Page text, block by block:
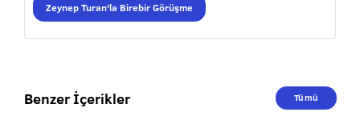
Zeynep Turan'la Birebir Görüşme
Benzer İçerikler Tümü